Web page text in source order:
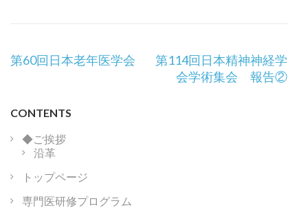
投
ビ
ー
シ
ョ
ン
第60回日本老年医学会
第114回日本精神神経学
会学術集会 報告②
CONTENTS
◆ご挨拶
沿革
トップページ
専門医研修プログラム